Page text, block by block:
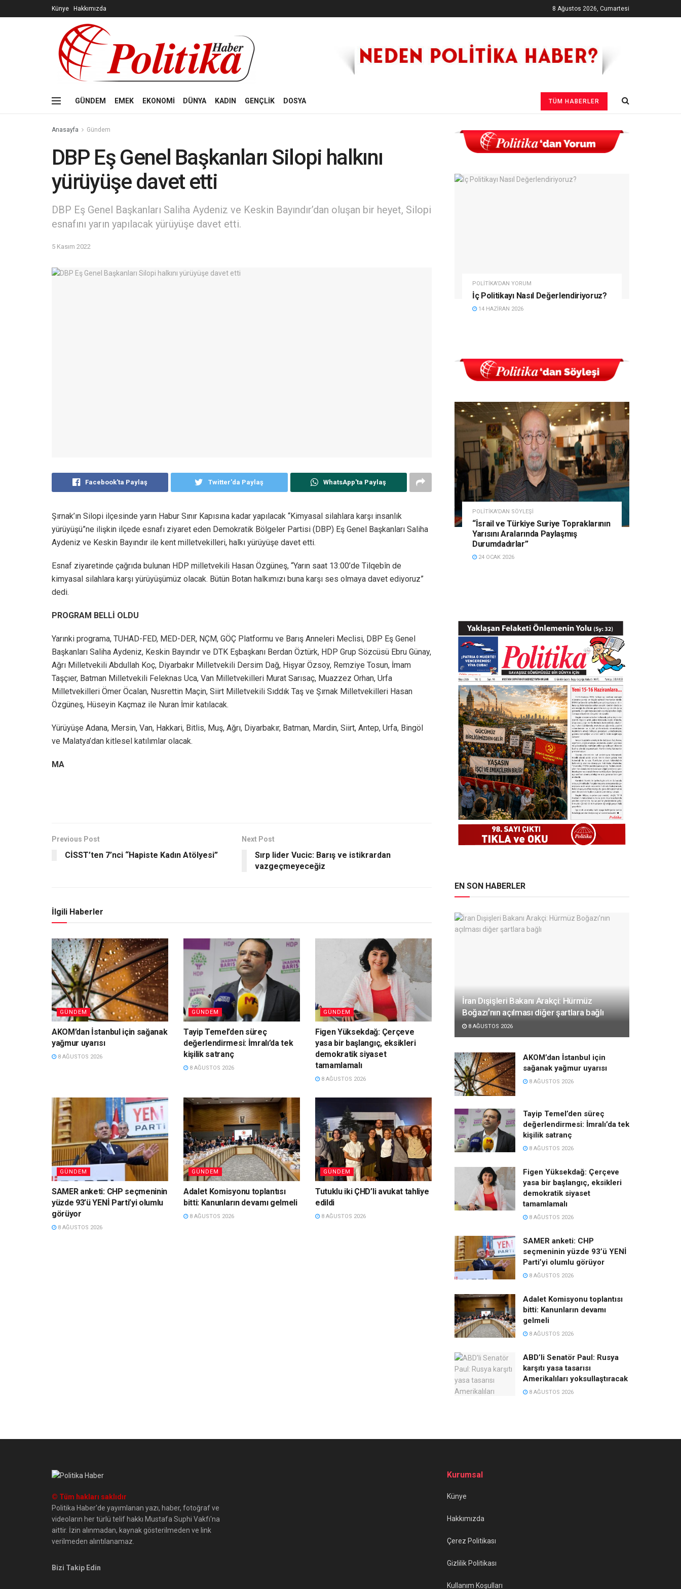
Künye Hakkımızda 8 Ağustos 2026, Cumartesi
GÜNDEM EMEK EKONOMİ DÜNYA KADIN GENÇLİK DOSYA TÜM HABERLER
Anasayfa Gündem
DBP Eş Genel Başkanları Silopi halkını
yürüyüşe davet etti
DBP Eş Genel Başkanları Saliha Aydeniz ve Keskin Bayındır’dan oluşan bir heyet, Silopi
esnafını yarın yapılacak yürüyüşe davet etti.
5 Kasım 2022
Facebook'ta Paylaş Twitter'da Paylaş WhatsApp'ta Paylaş
Şırnak’ın Silopi ilçesinde yarın Habur Sınır Kapısına kadar yapılacak “Kimyasal silahlara karşı insanlık
yürüyüşü”ne ilişkin ilçede esnafı ziyaret eden Demokratik Bölgeler Partisi (DBP) Eş Genel Başkanları Saliha
Aydeniz ve Keskin Bayındır ile kent milletvekilleri, halkı yürüyüşe davet etti.
Esnaf ziyaretinde çağrıda bulunan HDP milletvekili Hasan Özgüneş, “Yarın saat 13:00’de Tilqebîn de
kimyasal silahlara karşı yürüyüşümüz olacak. Bütün Botan halkımızı buna karşı ses olmaya davet ediyoruz”
dedi.
PROGRAM BELLİ OLDU
Yarınki programa, TUHAD-FED, MED-DER, NÇM, GÖÇ Platformu ve Barış Anneleri Meclisi, DBP Eş Genel
Başkanları Saliha Aydeniz, Keskin Bayındır ve DTK Eşbaşkanı Berdan Öztürk, HDP Grup Sözcüsü Ebru Günay,
Ağrı Milletvekili Abdullah Koç, Diyarbakır Milletvekili Dersim Dağ, Hişyar Özsoy, Remziye Tosun, İmam
Taşçıer, Batman Milletvekili Feleknas Uca, Van Milletvekilleri Murat Sarısaç, Muazzez Orhan, Urfa
Milletvekilleri Ömer Öcalan, Nusrettin Maçin, Siirt Milletvekili Sıddık Taş ve Şırnak Milletvekilleri Hasan
Özgüneş, Hüseyin Kaçmaz ile Nuran İmir katılacak.
Yürüyüşe Adana, Mersin, Van, Hakkari, Bitlis, Muş, Ağrı, Diyarbakır, Batman, Mardin, Siirt, Antep, Urfa, Bingöl
ve Malatya’dan kitlesel katılımlar olacak.
MA
Previous Post
CİSST’ten 7’nci “Hapiste Kadın Atölyesi”
Next Post
Sırp lider Vucic: Barış ve istikrardan
vazgeçmeyeceğiz
İlgili Haberler
GÜNDEM
AKOM’dan İstanbul için sağanak
yağmur uyarısı
8 AĞUSTOS 2026
GÜNDEM
Tayip Temel’den süreç
değerlendirmesi: İmralı’da tek
kişilik satranç
8 AĞUSTOS 2026
GÜNDEM
Figen Yüksekdağ: Çerçeve
yasa bir başlangıç, eksikleri
demokratik siyaset
tamamlamalı
8 AĞUSTOS 2026
GÜNDEM
SAMER anketi: CHP seçmeninin
yüzde 93’ü YENİ Parti’yi olumlu
görüyor
8 AĞUSTOS 2026
GÜNDEM
Adalet Komisyonu toplantısı
bitti: Kanunların devamı gelmeli
8 AĞUSTOS 2026
GÜNDEM
Tutuklu iki ÇHD’li avukat tahliye
edildi
8 AĞUSTOS 2026
POLITIKA'DAN YORUM
İç Politikayı Nasıl Değerlendiriyoruz?
14 HAZIRAN 2026
POLITIKA'DAN SÖYLEŞI
“İsrail ve Türkiye Suriye Topraklarının
Yarısını Aralarında Paylaşmış
Durumdadırlar”
24 OCAK 2026
EN SON HABERLER
İran Dışişleri Bakanı Arakçi: Hürmüz
Boğazı’nın açılması diğer şartlara bağlı
8 AĞUSTOS 2026
AKOM’dan İstanbul için
sağanak yağmur uyarısı
8 AĞUSTOS 2026
Tayip Temel’den süreç
değerlendirmesi: İmralı’da tek
kişilik satranç
8 AĞUSTOS 2026
Figen Yüksekdağ: Çerçeve
yasa bir başlangıç, eksikleri
demokratik siyaset
tamamlamalı
8 AĞUSTOS 2026
SAMER anketi: CHP
seçmeninin yüzde 93’ü YENİ
Parti’yi olumlu görüyor
8 AĞUSTOS 2026
Adalet Komisyonu toplantısı
bitti: Kanunların devamı
gelmeli
8 AĞUSTOS 2026
ABD’li Senatör Paul: Rusya
karşıtı yasa tasarısı
Amerikalıları yoksullaştıracak
8 AĞUSTOS 2026
© Tüm hakları saklıdır
Politika Haber'de yayımlanan yazı, haber, fotoğraf ve
videoların her türlü telif hakkı Mustafa Suphi Vakfı'na
aittir. İzin alınmadan, kaynak gösterilmeden ve link
verilmeden alıntılanamaz.
Bizi Takip Edin
Kurumsal
Künye
Hakkımızda
Çerez Politikası
Gizlilik Politikası
Kullanım Koşulları